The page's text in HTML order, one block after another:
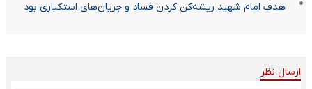
هدف امام شهید ریشه‌کن کردن فساد و جریان‌های استکباری بود
ارسال نظر